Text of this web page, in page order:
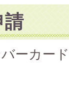
請
ーカー